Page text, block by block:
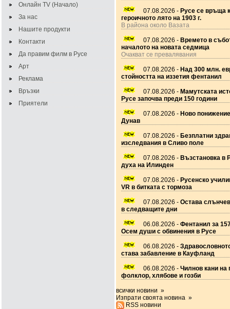
Онлайн TV (Начало)
За нас
Нашите продукти
Контакти
Да правим филм в Русе
Арт
Реклама
Връзки
Приятели
07.08.2026 - Русе се връща
героичното лято на 1903 г.
В района около Вазата
07.08.2026 - Времето в
началото на новата седмица
Очакват се превалявания
07.08.2026 - Над 300 млн.
стойността на иззетия фентанил
07.08.2026 - Мамутската
Русе започва преди 150 години
07.08.2026 - Ново
Дунав
07.08.2026 - Безплатни
изследвания в Сливо поле
07.08.2026 - Възстановка в
духа на Илинден
07.08.2026 - Русенско
VR в битката с тормоза
07.08.2026 - Остава
в следващите дни
06.08.2026 - Фентанил за
Осем души с обвинения в Русе
06.08.2026 -
става забавление в Кауфланд
06.08.2026 - Чилнов кани на
фолклор, хлябове и гозби
всички новини »
Изпрати своята новина »
RSS новини